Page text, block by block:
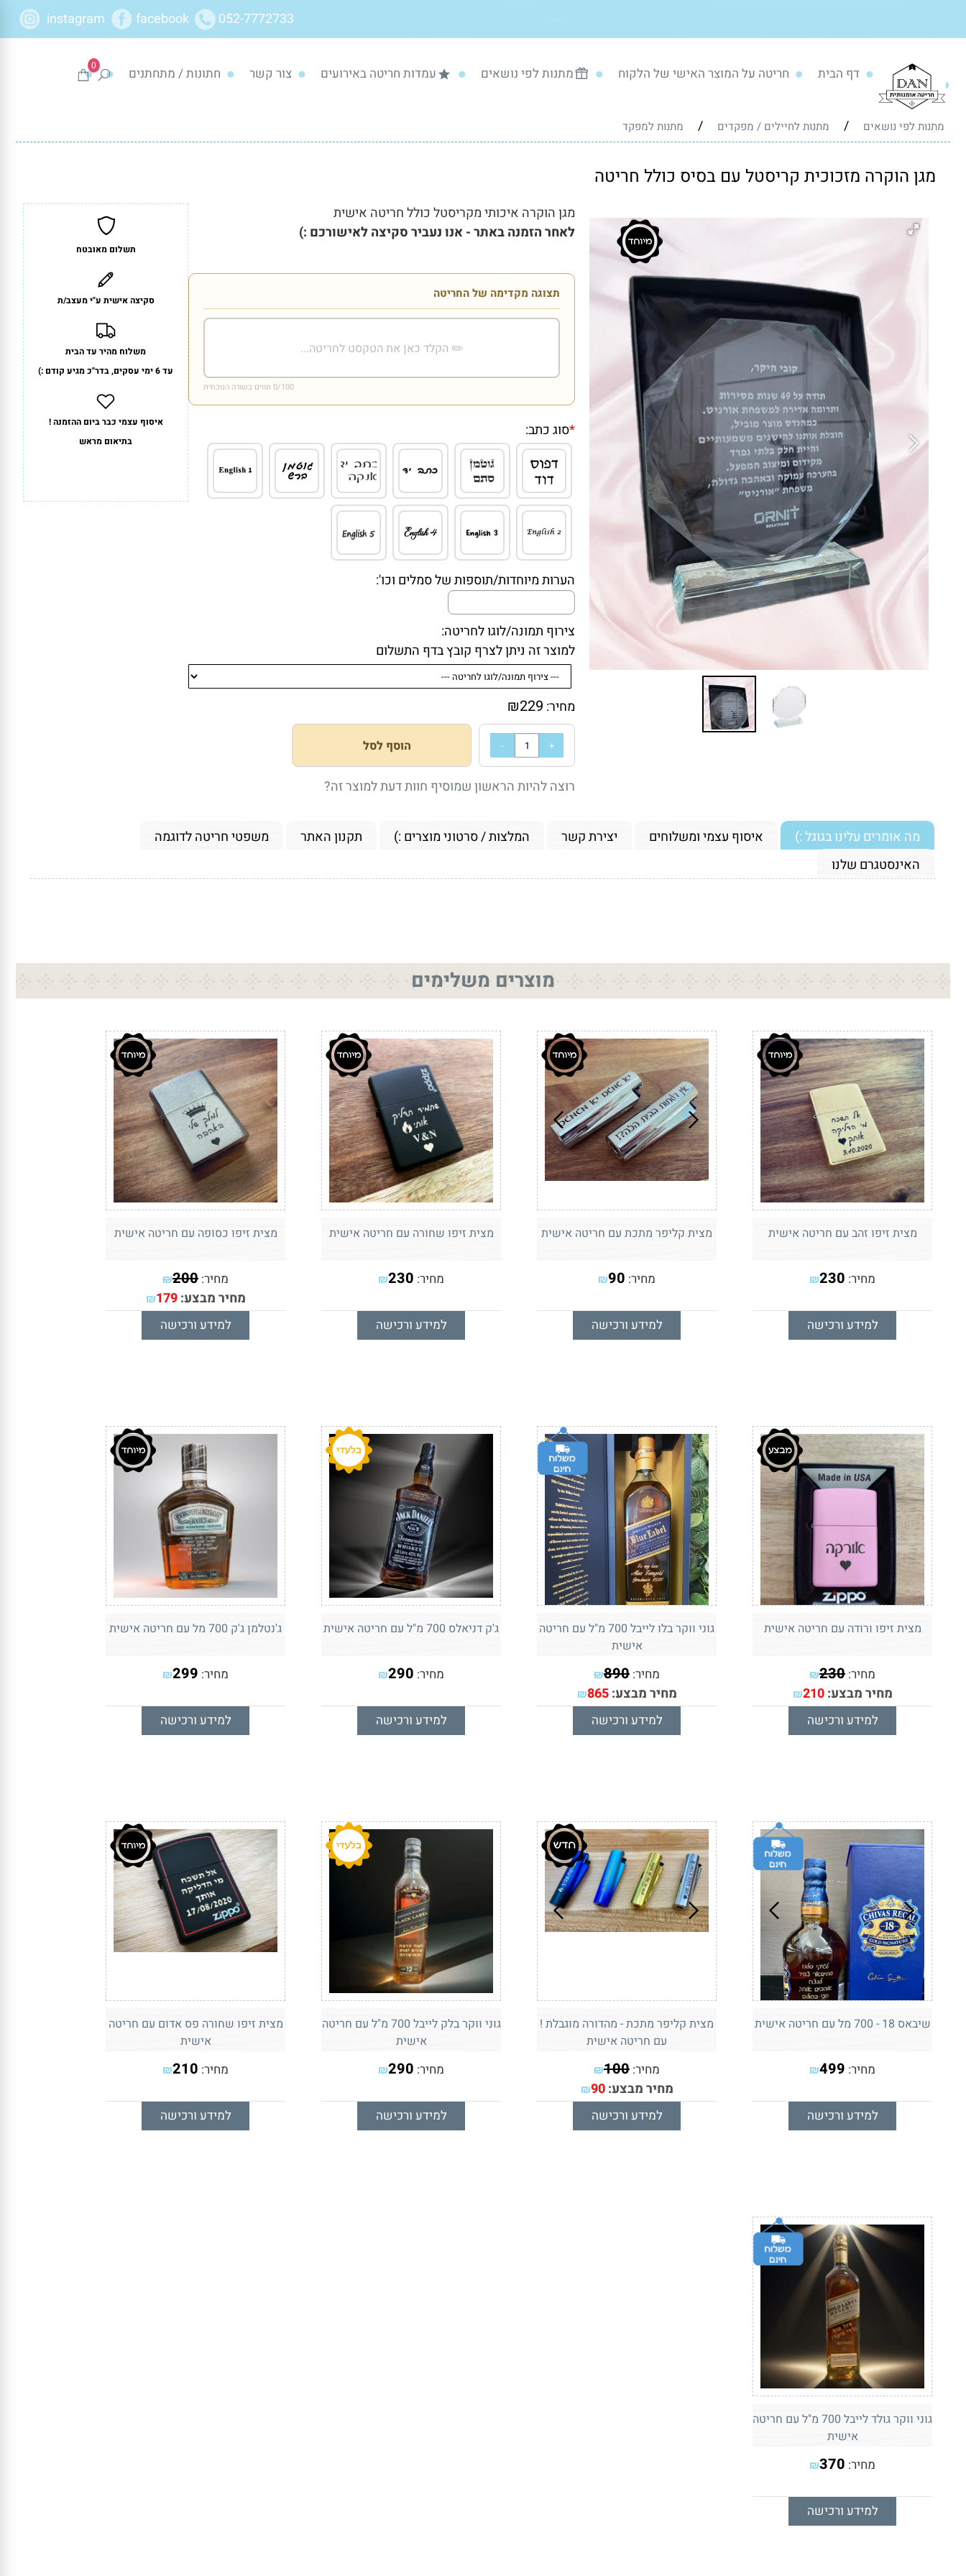
052-7772733
instagram
0 דף הבית חריטה על המוצר האישי של הלקוח מתנות לפי נושאים עמדות חריטה באירועים צור קשר חתונות / מתחתנים
מתנות לפי נושאים / מתנות לחיילים / מפקדים / מתנות למפקד
מגן הוקרה מזכוכית קריסטל עם בסיס כולל חריטה
מגן הוקרה איכותי מקריסטל כולל חריטה אישית
לאחר הזמנה באתר - אנו נעביר סקיצה לאישורכם :)
תצוגה מקדימה של החריטה
0/100 תווים בשורה הנוכחית
*סוג כתב:
הערות מיוחדות/תוספות של סמלים וכו':
צירוף תמונה/לוגו לחריטה:
למוצר זה ניתן לצרף קובץ בדף התשלום
מחיר: ₪229
הוסף לסל
רוצה להיות הראשון שמוסיף חוות דעת למוצר זה?
תשלום מאובטח
סקיצה אישית ע"י מעצב/ת
משלוח מהיר עד הבית
עד 6 ימי עסקים, בדר"כ מגיע קודם :)
איסוף עצמי כבר ביום ההזמנה !
בתיאום מראש
מה אומרים עלינו בגוגל :) איסוף עצמי ומשלוחים יצירת קשר המלצות / סרטוני מוצרים :) תקנון האתר
משפטי חריטה לדוגמה
האינסטגרם שלנו
מוצרים משלימים
מצית זיפו זהב עם חריטה אישית
מחיר: ₪230
למידע ורכישה
מצית קליפר מתכת עם חריטה אישית
מחיר: ₪90
למידע ורכישה
מצית זיפו שחורה עם חריטה אישית
מחיר: ₪230
למידע ורכישה
מצית זיפו כסופה עם חריטה אישית
מחיר: ₪200
מחיר מבצע: ₪179
למידע ורכישה
מצית זיפו ורודה עם חריטה אישית
מחיר: ₪230
מחיר מבצע: ₪210
למידע ורכישה
גוני ווקר בלו לייבל 700 מ"ל עם חריטה
אישית
מחיר: ₪890
מחיר מבצע: ₪865
למידע ורכישה
ג'ק דניאלס 700 מ"ל עם חריטה אישית
מחיר: ₪290
למידע ורכישה
ג'נטלמן ג'ק 700 מל עם חריטה אישית
מחיר: ₪299
למידע ורכישה
שיבאס 18 - 700 מל עם חריטה אישית
מחיר: ₪499
למידע ורכישה
מצית קליפר מתכת - מהדורה מוגבלת !
עם חריטה אישית
מחיר: ₪100
מחיר מבצע: ₪90
למידע ורכישה
גוני ווקר בלק לייבל 700 מ"ל עם חריטה
אישית
מחיר: ₪290
למידע ורכישה
מצית זיפו שחורה פס אדום עם חריטה
אישית
מחיר: ₪210
למידע ורכישה
גוני ווקר גולד לייבל 700 מ"ל עם חריטה
אישית
מחיר: ₪370
למידע ורכישה